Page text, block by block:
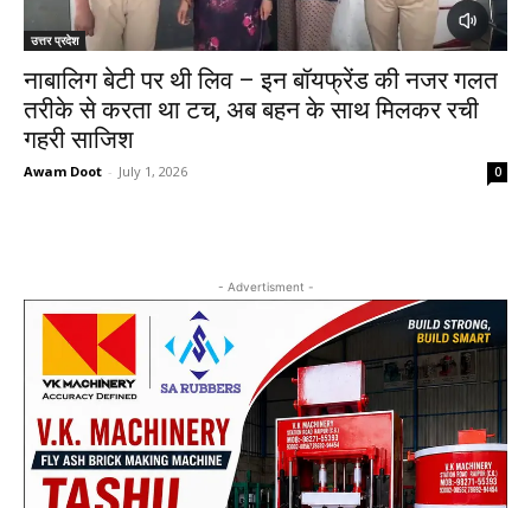
उत्तर प्रदेश
नाबालिग बेटी पर थी लिव – इन बॉयफ्रेंड की नजर गलत
तरीके से करता था टच, अब बहन के साथ मिलकर रची
गहरी साजिश
Awam Doot - July 1, 2026 0
- Advertisment -